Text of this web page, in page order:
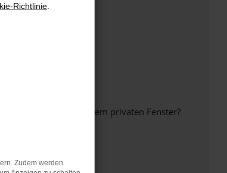
Browser oder in einem privaten Fenster?
Richtlinie
Zudem werden